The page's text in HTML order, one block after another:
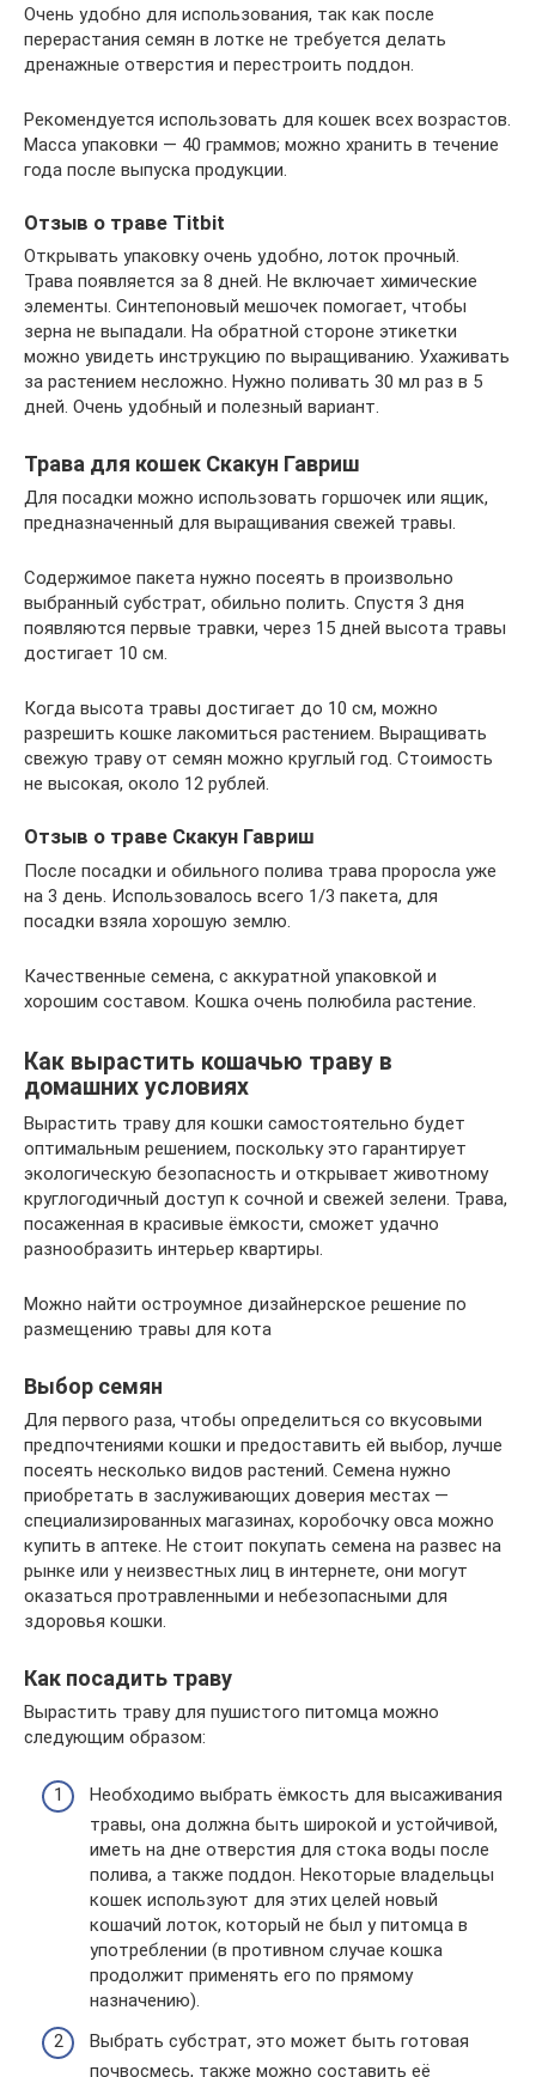
Очень удобно для использования, так как после
перерастания семян в лотке не требуется делать
дренажные отверстия и перестроить поддон.
Рекомендуется использовать для кошек всех возрастов.
Масса упаковки — 40 граммов; можно хранить в течение
года после выпуска продукции.
Отзыв о траве Titbit
Открывать упаковку очень удобно, лоток прочный.
Трава появляется за 8 дней. Не включает химические
элементы. Синтепоновый мешочек помогает, чтобы
зерна не выпадали. На обратной стороне этикетки
можно увидеть инструкцию по выращиванию. Ухаживать
за растением несложно. Нужно поливать 30 мл раз в 5
дней. Очень удобный и полезный вариант.
Трава для кошек Скакун Гавриш
Для посадки можно использовать горшочек или ящик,
предназначенный для выращивания свежей травы.
Содержимое пакета нужно посеять в произвольно
выбранный субстрат, обильно полить. Спустя 3 дня
появляются первые травки, через 15 дней высота травы
достигает 10 см.
Когда высота травы достигает до 10 см, можно
разрешить кошке лакомиться растением. Выращивать
свежую траву от семян можно круглый год. Стоимость
не высокая, около 12 рублей.
Отзыв о траве Скакун Гавриш
После посадки и обильного полива трава проросла уже
на 3 день. Использовалось всего 1/3 пакета, для
посадки взяла хорошую землю.
Качественные семена, с аккуратной упаковкой и
хорошим составом. Кошка очень полюбила растение.
Как вырастить кошачью траву в
домашних условиях
Вырастить траву для кошки самостоятельно будет
оптимальным решением, поскольку это гарантирует
экологическую безопасность и открывает животному
круглогодичный доступ к сочной и свежей зелени. Трава,
посаженная в красивые ёмкости, сможет удачно
разнообразить интерьер квартиры.
Можно найти остроумное дизайнерское решение по
размещению травы для кота
Выбор семян
Для первого раза, чтобы определиться со вкусовыми
предпочтениями кошки и предоставить ей выбор, лучше
посеять несколько видов растений. Семена нужно
приобретать в заслуживающих доверия местах —
специализированных магазинах, коробочку овса можно
купить в аптеке. Не стоит покупать семена на развес на
рынке или у неизвестных лиц в интернете, они могут
оказаться протравленными и небезопасными для
здоровья кошки.
Как посадить траву
Вырастить траву для пушистого питомца можно
следующим образом:
Необходимо выбрать ёмкость для высаживания
травы, она должна быть широкой и устойчивой,
иметь на дне отверстия для стока воды после
полива, а также поддон. Некоторые владельцы
кошек используют для этих целей новый
кошачий лоток, который не был у питомца в
употреблении (в противном случае кошка
продолжит применять его по прямому
назначению).
Выбрать субстрат, это может быть готовая
почвосмесь, также можно составить её